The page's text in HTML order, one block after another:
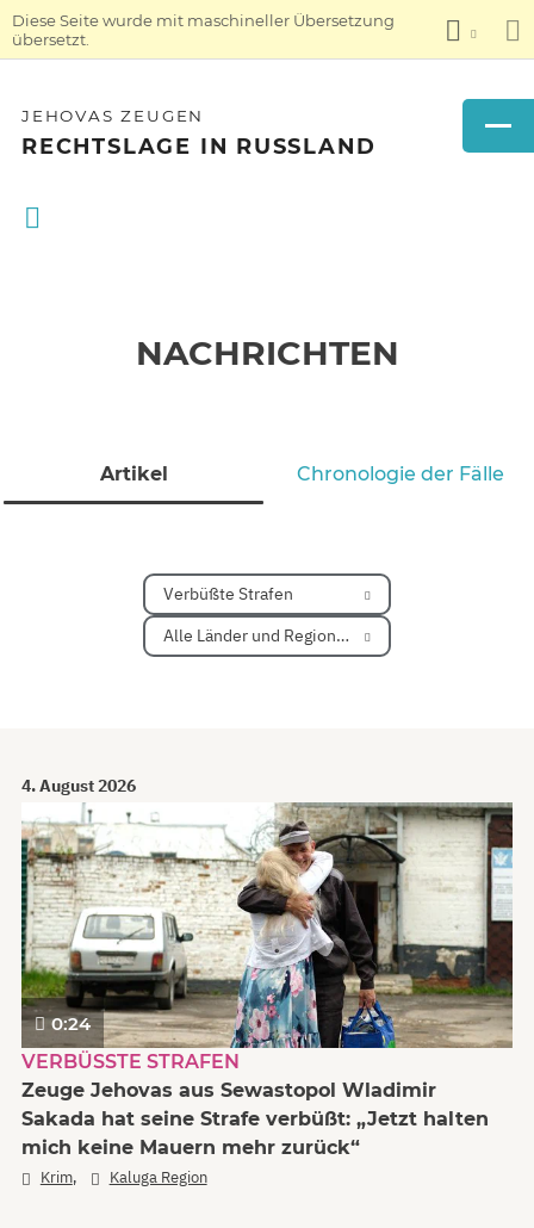
Diese Seite wurde mit maschineller Übersetzung
übersetzt.
JEHOVAS ZEUGEN
RECHTSLAGE IN RUSSLAND
NACHRICHTEN
Artikel Chronologie der Fälle
Verbüßte Strafen
Alle Länder und Regionen
4. August 2026
0:24
VERBÜSSTE STRAFEN
Zeuge Jehovas aus Sewastopol Wladimir
Sakada hat seine Strafe verbüßt: „Jetzt halten
mich keine Mauern mehr zurück“
Krim, Kaluga Region